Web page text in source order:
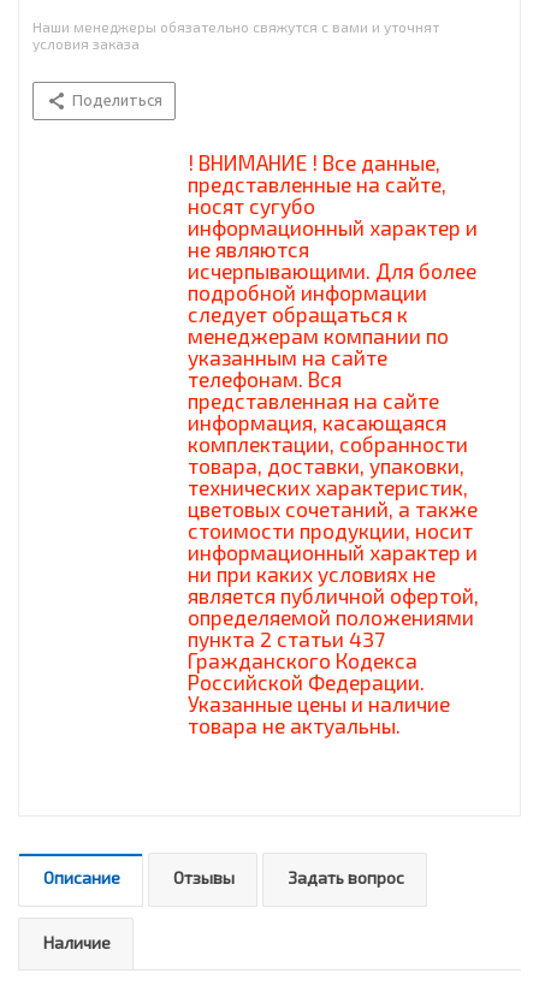
Наши менеджеры обязательно свяжутся с вами и уточнят
условия заказа
Поделиться
! ВНИМАНИЕ ! Все данные,
представленные на сайте,
носят сугубо
информационный характер и
не являются
исчерпывающими. Для более
подробной информации
следует обращаться к
менеджерам компании по
указанным на сайте
телефонам. Вся
представленная на сайте
информация, касающаяся
комплектации, собранности
товара, доставки, упаковки,
технических характеристик,
цветовых сочетаний, а также
стоимости продукции, носит
информационный характер и
ни при каких условиях не
является публичной офертой,
определяемой положениями
пункта 2 статьи 437
Гражданского Кодекса
Российской Федерации.
Указанные цены и наличие
товара не актуальны.
Описание Отзывы Задать вопрос
Наличие